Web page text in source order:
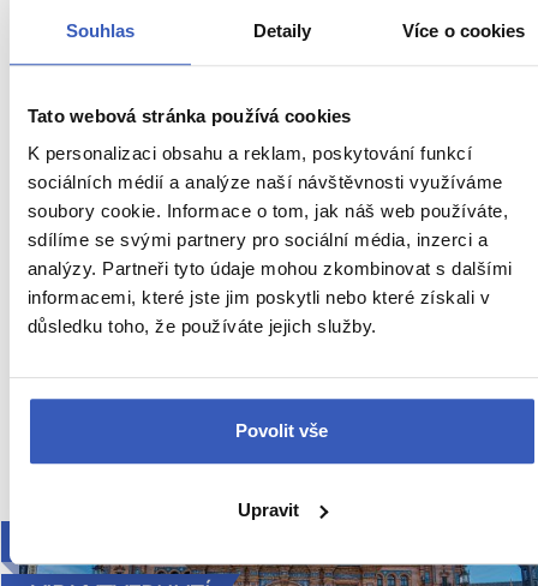
Souhlas Detaily Více o cookies
Tato webová stránka používá cookies
K personalizaci obsahu a reklam, poskytování funkcí
sociálních médií a analýze naší návštěvnosti využíváme
soubory cookie. Informace o tom, jak náš web používáte,
sdílíme se svými partnery pro sociální média, inzerci a
analýzy. Partneři tyto údaje mohou zkombinovat s dalšími
informacemi, které jste jim poskytli nebo které získali v
důsledku toho, že používáte jejich služby.
Povolit vše
Upravit
LA FRONTERA
představení
Z PRAHY HOTEL SNÍDANĚ
Náročnost
27. – 31. 10. 2027 (5 dní / 4 noci)
34 990 Kč
Cena za 1 osobu
Ukaž